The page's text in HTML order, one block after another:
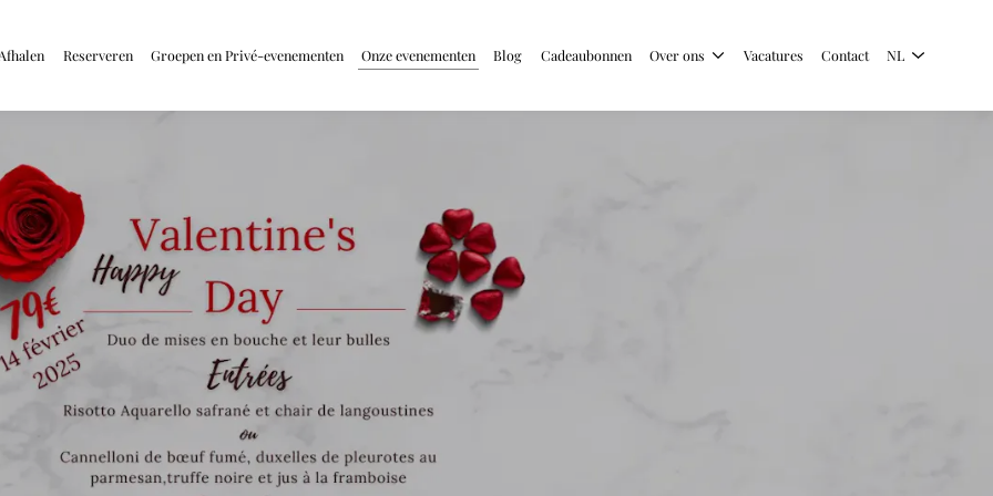
Reserveren Groepen en Privé-evenementen Onze evenementen Blog Cadeaubonnen Over ons Vacatures Contact NL